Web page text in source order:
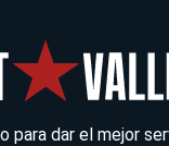
para dar el mejor